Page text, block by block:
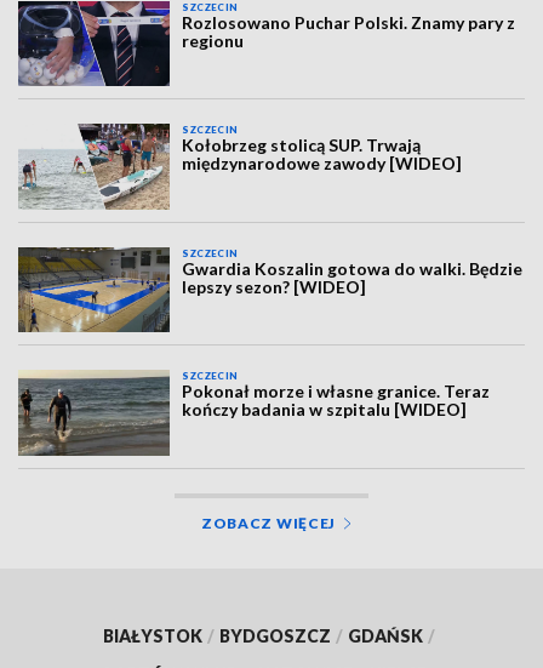
SZCZECIN
Rozlosowano Puchar Polski. Znamy pary z
regionu
SZCZECIN
Kołobrzeg stolicą SUP. Trwają
międzynarodowe zawody [WIDEO]
SZCZECIN
Gwardia Koszalin gotowa do walki. Będzie
lepszy sezon? [WIDEO]
SZCZECIN
Pokonał morze i własne granice. Teraz
kończy badania w szpitalu [WIDEO]
ZOBACZ WIĘCEJ
BIAŁYSTOK / BYDGOSZCZ / GDAŃSK /